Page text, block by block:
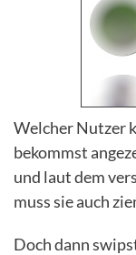
Welcher Nutzer
bekommst
und laut dem
muss sie auch
Doch dann